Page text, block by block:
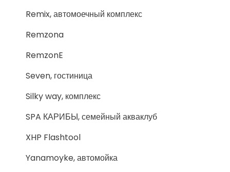
Remix, автомоечный комплекс
Remzona
RemzonE
Seven, гостиница
Silky way, комплекс
SPA КАРИБЫ, семейный акваклуб
XHP Flashtool
Yanamoyke, автомойка